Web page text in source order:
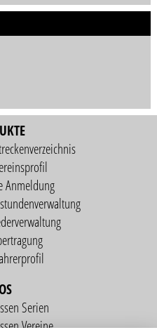
Anmeldung
Serien
Vereine